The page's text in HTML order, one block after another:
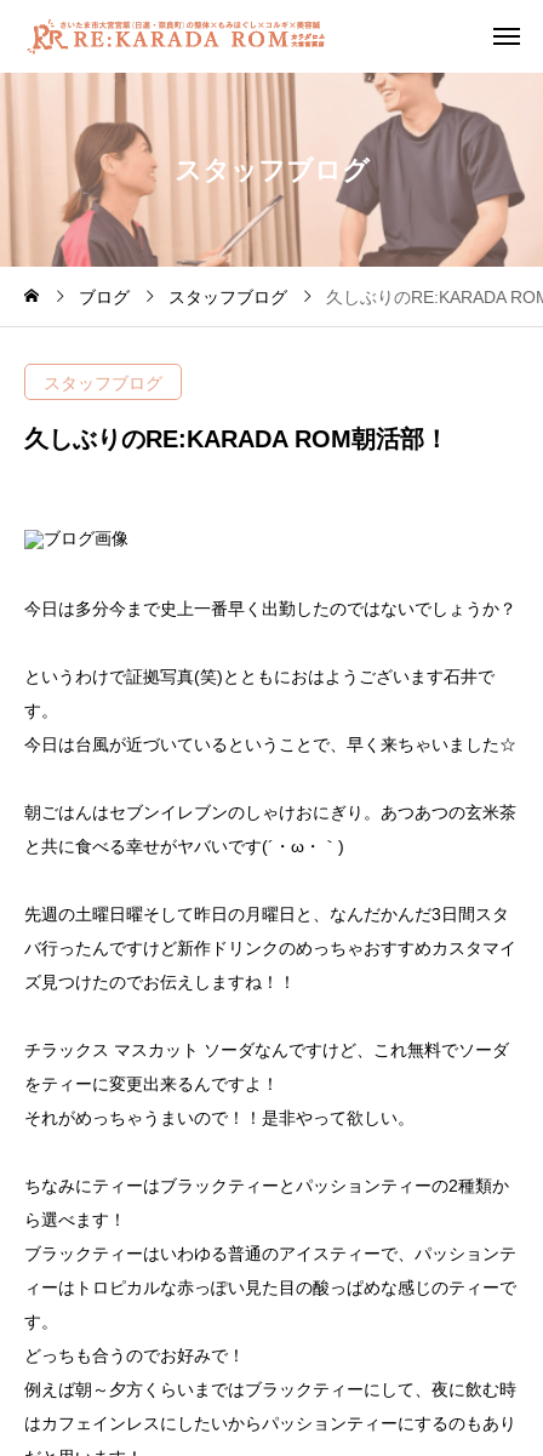
ス タ ッ フブロ グ
ブログ スタッフブログ 久しぶりのRE:KARADA
スタッフブログ
久しぶりのRE:KARADA ROM朝活部！
今日は多分今まで史上一番早く出勤したのではないでしょうか？
というわけで証拠写真(笑)とともにおはようございます石井で
す。
今日は台風が近づいているということで、早く来ちゃいました☆
朝ごはんはセブンイレブンのしゃけおにぎり。あつあつの玄米茶
と共に食べる幸せがヤバいです(´・ω・｀)
先週の土曜日曜そして昨日の月曜日と、なんだかんだ3日間スタ
バ行ったんですけど新作ドリンクのめっちゃおすすめカスタマイ
ズ見つけたのでお伝えしますね！！
チラックス マスカット ソーダなんですけど、これ無料でソーダ
をティーに変更出来るんですよ！
それがめっちゃうまいので！！是非やって欲しい。
ちなみにティーはブラックティーとパッションティーの2種類か
ら選べます！
ブラックティーはいわゆる普通のアイスティーで、パッションテ
ィーはトロピカルな赤っぽい見た目の酸っぱめな感じのティーで
す。
どっちも合うのでお好みで！
例えば朝～夕方くらいまではブラックティーにして、夜に飲む時
はカフェインレスにしたいからパッションティーにするのもあり